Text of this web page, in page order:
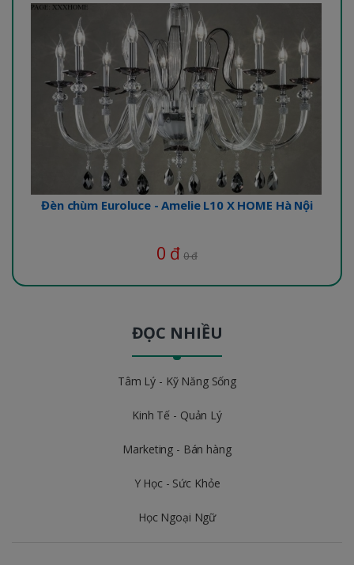
Đèn chùm Euroluce - Amelie L10 X HOME Hà Nội
0 đ 0 đ
ĐỌC NHIỀU
Tâm Lý - Kỹ Năng Sống
Kinh Tế - Quản Lý
Marketing - Bán hàng
Y Học - Sức Khỏe
Học Ngoại Ngữ